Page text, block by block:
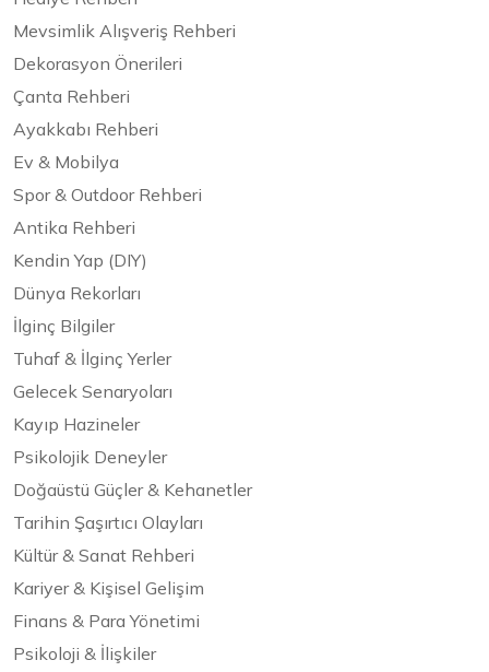
Mevsimlik Alışveriş Rehberi
Dekorasyon Önerileri
Çanta Rehberi
Ayakkabı Rehberi
Ev & Mobilya
Spor & Outdoor Rehberi
Antika Rehberi
Kendin Yap (DIY)
Dünya Rekorları
İlginç Bilgiler
Tuhaf & İlginç Yerler
Gelecek Senaryoları
Kayıp Hazineler
Psikolojik Deneyler
Doğaüstü Güçler & Kehanetler
Tarihin Şaşırtıcı Olayları
Kültür & Sanat Rehberi
Kariyer & Kişisel Gelişim
Finans & Para Yönetimi
Psikoloji & İlişkiler